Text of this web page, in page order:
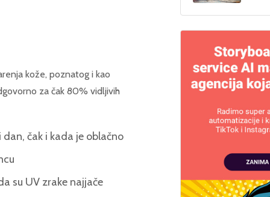
kože, poznatog i kao
za čak 80% vidljivih
dan, čak i kada je oblačno
su UV zrake najjače